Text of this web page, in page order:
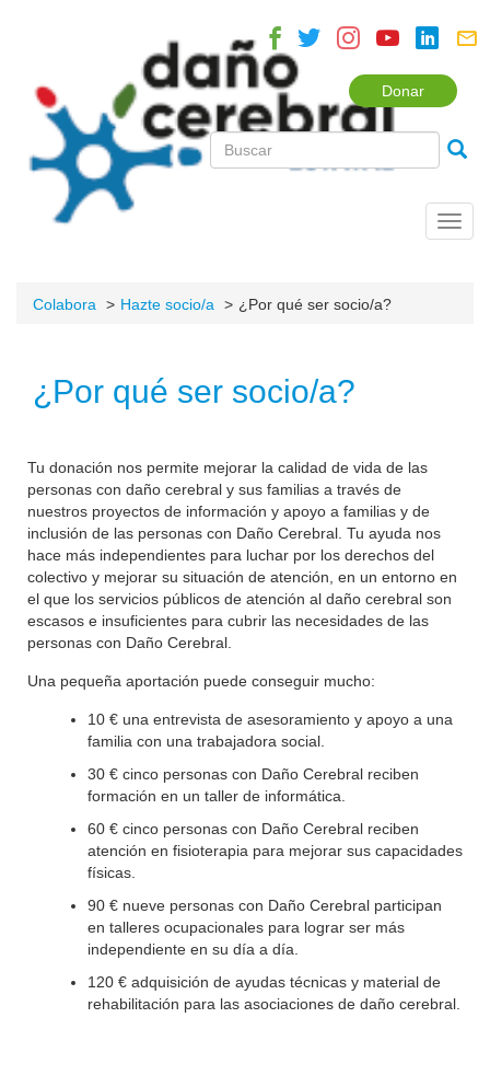
Donar
Colabora Hazte socio/a ¿Por qué ser socio/a?
¿Por qué ser socio/a?
Tu donación nos permite mejorar la calidad de vida de las
personas con daño cerebral y sus familias a través de
nuestros proyectos de información y apoyo a familias y de
inclusión de las personas con Daño Cerebral. Tu ayuda nos
hace más independientes para luchar por los derechos del
colectivo y mejorar su situación de atención, en un entorno en
el que los servicios públicos de atención al daño cerebral son
escasos e insuficientes para cubrir las necesidades de las
personas con Daño Cerebral.
Una pequeña aportación puede conseguir mucho:
10 € una entrevista de asesoramiento y apoyo a una
familia con una trabajadora social.
30 € cinco personas con Daño Cerebral reciben
formación en un taller de informática.
60 € cinco personas con Daño Cerebral reciben
atención en fisioterapia para mejorar sus capacidades
físicas.
90 € nueve personas con Daño Cerebral participan
en talleres ocupacionales para lograr ser más
independiente en su día a día.
120 € adquisición de ayudas técnicas y material de
rehabilitación para las asociaciones de daño cerebral.